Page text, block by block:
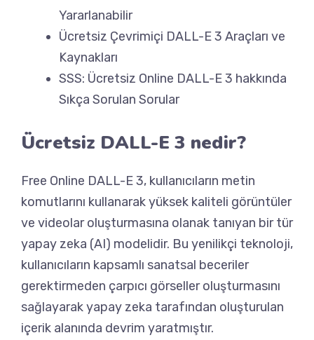
Yararlanabilir
Ücretsiz Çevrimiçi DALL-E 3 Araçları ve
Kaynakları
SSS: Ücretsiz Online DALL-E 3 hakkında
Sıkça Sorulan Sorular
Ücretsiz DALL-E 3 nedir?
Free Online DALL-E 3, kullanıcıların metin
komutlarını kullanarak yüksek kaliteli görüntüler
ve videolar oluşturmasına olanak tanıyan bir tür
yapay zeka (AI) modelidir. Bu yenilikçi teknoloji,
kullanıcıların kapsamlı sanatsal beceriler
gerektirmeden çarpıcı görseller oluşturmasını
sağlayarak yapay zeka tarafından oluşturulan
içerik alanında devrim yaratmıştır.